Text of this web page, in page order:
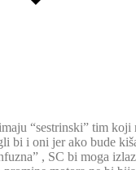
“sestrinski” tim koji
bi i oni jer ako bude
, SC bi moga